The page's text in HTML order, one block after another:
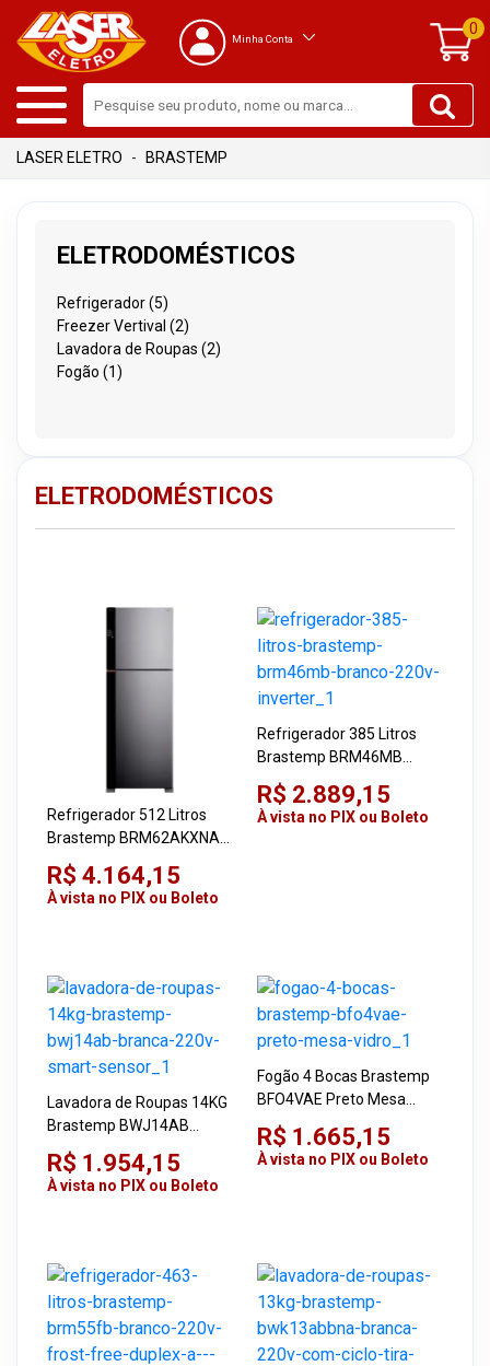
Minha Conta
0
BRASTEMP
ELETRODOMÉSTICOS
Refrigerador (5)
Freezer Vertival (2)
Lavadora de Roupas (2)
Fogão (1)
ELETRODOMÉSTICOS
Refrigerador 512 Litros
Brastemp BRM62AKXNA
Smart Inox 220V Inverter
R$ 4.164,15
À vista no PIX ou Boleto
Refrigerador 385 Litros
Brastemp BRM46MB
Branco 220V Inverter
R$ 2.889,15
À vista no PIX ou Boleto
Lavadora de Roupas 14KG
Brastemp BWJ14AB
Branca 220V Smart
Sensor
R$ 1.954,15
À vista no PIX ou Boleto
Fogão 4 Bocas Brastemp
BFO4VAE Preto Mesa
Vidro
R$ 1.665,15
À vista no PIX ou Boleto